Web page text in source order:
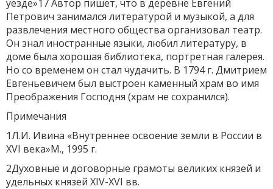
уезде»17 Автор пишет, что в деревне Евгений
Петрович занимался литературой и музыкой, а для
развлечения местного общества организовал театр.
Он знал иностранные языки, любил литературу, в
доме была хорошая библиотека, портретная галерея.
Но со временем он стал чудачить. В 1794 г. Дмитрием
Евгеньевичем был выстроен каменный храм во имя
Преображения Господня (храм не сохранился).
Примечания
1Л.И. Ивина «Внутреннее освоение земли в России в
XVI века»М., 1995 г.
2Духовные и договорные грамоты великих князей и
удельных князей XIV-XVI вв.